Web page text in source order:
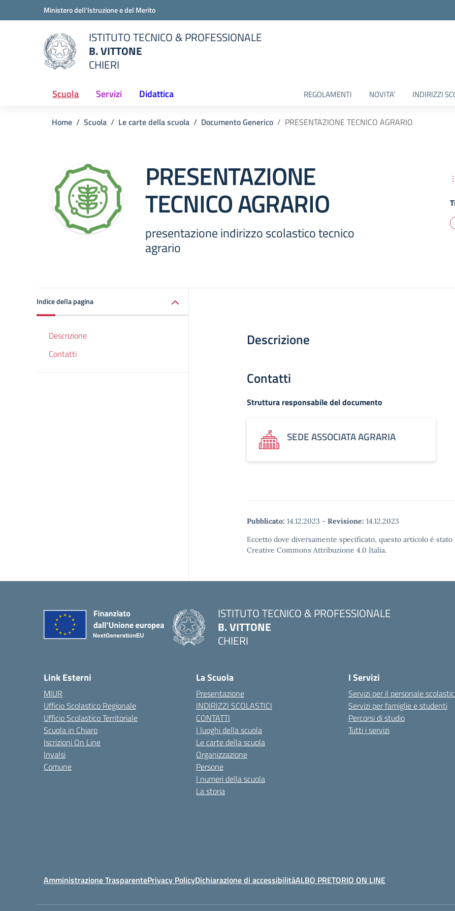
Vai ai contenuti
Vai al menu di navigazioneMinistero dell'Istruzione e del Merito
scuola
ISTITUTO TECNICO & PROFESSIONALE
B. VITTONE
CHIERI
Scuola Servizi Didattica REGOLAMENTI NOVITA’ INDIRIZZI
Home Scuola Le carte della scuola Documento Generico PRESENTAZIONE TECNICO AGRARIO
PRESENTAZIONE
TECNICO AGRARIO
presentazione indirizzo scolastico tecnico
agrario
Indice della pagina
Descrizione
Contatti
Descrizione
Contatti
Struttura responsabile del documento
SEDE ASSOCIATA AGRARIA
Pubblicato: 14.12.2023 - Revisione: 14.12.2023
Eccetto dove diversamente specificato, questo articolo è
Creative Commons Attribuzione 4.0 Italia.
ISTITUTO TECNICO & PROFESSIONALE
B. VITTONE
CHIERI
Link Esterni
MIUR
Ufficio Scolastico Regionale
Ufficio Scolastico Territoriale
Scuola in Chiaro
Iscrizioni On Line
Invalsi
Comune
La Scuola
Presentazione
INDIRIZZI SCOLASTICI
CONTATTI
I luoghi della scuola
Le carte della scuola
Organizzazione
Persone
I numeri della scuola
La storia
I Servizi
Servizi per il personale
Servizi per famiglie e studenti
Percorsi di studio
Tutti i servizi
Amministrazione TrasparentePrivacy PolicyDichiarazione di accessibilitàALBO PRETORIO ON LINE